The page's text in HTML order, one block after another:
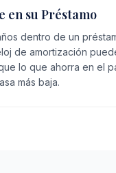
en su Préstamo
dentro de un
de amortización
lo que ahorra en el
más baja.